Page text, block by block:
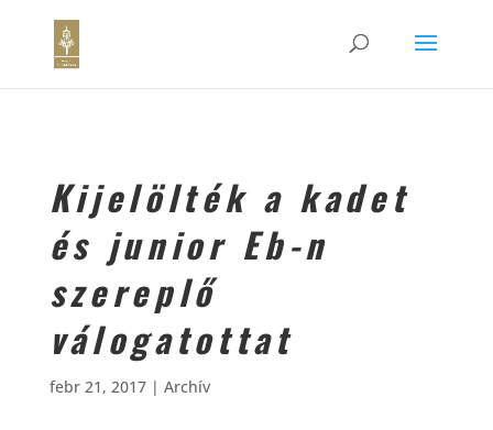
Kijelölték a kadet
és junior Eb-n
szereplő
válogatottat
febr 21, 2017| Archív